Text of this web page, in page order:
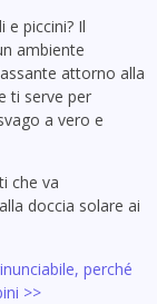
e piccini? Il
ambiente
attorno alla
ti serve per
a vero e
che va
doccia solare ai
perché
>>